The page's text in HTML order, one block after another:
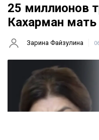
25 миллионов
Кахарман
Зарина Файзулина